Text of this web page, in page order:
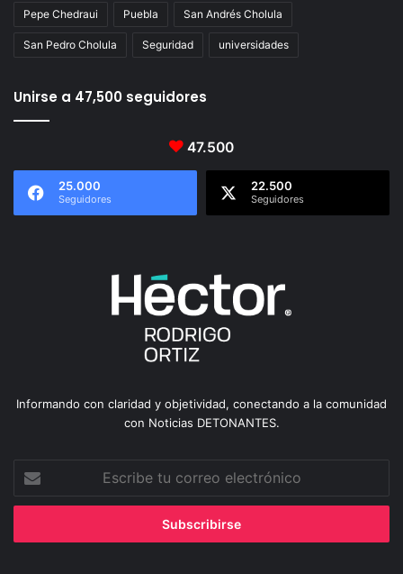
Pepe Chedraui Puebla San Andrés Cholula
San Pedro Cholula Seguridad universidades
Unirse a 47,500 seguidores
47.500
25.000
Seguidores
22.500
Seguidores
Informando con claridad y objetividad, conectando a la comunidad
con Noticias DETONANTES.
correo